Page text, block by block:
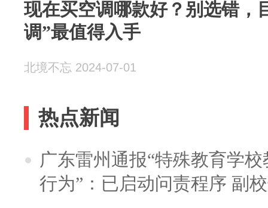
现在买空调哪款好？别选错，
调”最值得入手
北境不忘 2024-07-01
热点新闻
广东雷州通报“特殊教育学
行为”：已启动问责程序 副